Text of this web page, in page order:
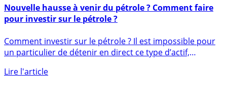
2 mars 2026
pour investir sur le pétrole ?
Comment investir sur le pétrole ? Il est impossible pour
un particulier de détenir en direct ce type d’actif,